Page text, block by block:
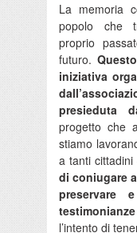
La memoria
popolo che
proprio
futuro.
iniziativa
presieduta
progetto che
stiamo
a tanti
di coniugare
preservare
l’intento di